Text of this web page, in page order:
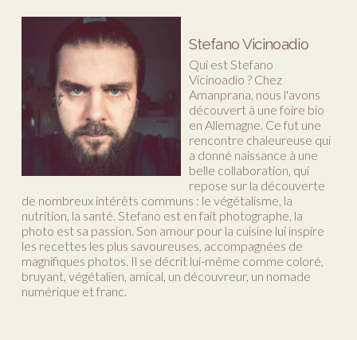
Stefano Vicinoadio
Qui est Stefano
Vicinoadio ? Chez
Amanprana, nous l'avons
découvert à une foire bio
en Allemagne. Ce fut une
rencontre chaleureuse qui
a donné naissance à une
belle collaboration, qui
repose sur la découverte
de nombreux intérêts communs : le végétalisme, la
nutrition, la santé. Stefano est en fait photographe, la
photo est sa passion. Son amour pour la cuisine lui inspire
les recettes les plus savoureuses, accompagnées de
magnifiques photos. Il se décrit lui-même comme coloré,
bruyant, végétalien, amical, un découvreur, un nomade
numérique et franc.